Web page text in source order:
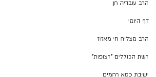
הרב עובדיה חן
דף היומי
הרב מצליח חי מאזוז
רשת הכוללים "רצופות"
ישיבת כסא רחמים